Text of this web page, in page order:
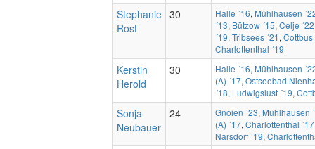
Stephanie
Rost
30 Halle ´16, Mühlhausen
´13, Bützow ´15, Celje ´22
´19, Tribsees ´21 , Cottbus
Charlottenthal ´19
Kerstin
Herold
30 Halle ´16, Mühlhausen
(A) ´17, Ostseebad
´18, Ludwigslust ´19,
Sonja
Neubauer
24 Gnoien ´23, Mühlhausen
(A) ´17, Charlottenthal ´17
Narsdorf ´19,